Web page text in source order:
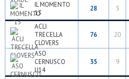
IL MOMENTO
13
28 5
ACLI
TRECELLA
CLOVERS
76 20
ASO
CERNUSCO
U14
35 9